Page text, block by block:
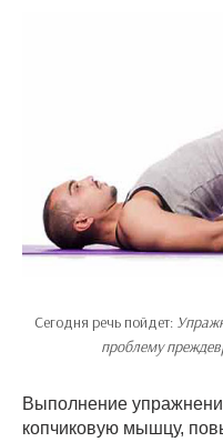
Сегодня речь пойдет:
проблему
Выполнение
копчиковую мышцу,